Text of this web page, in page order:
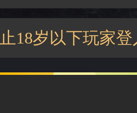
18岁以下玩家